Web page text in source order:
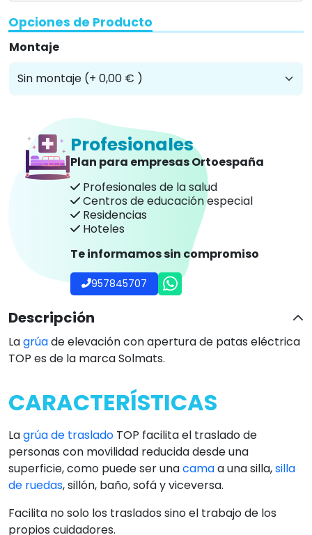
Opciones de Producto
Montaje
Profesionales
Plan para empresas Ortoespaña
Profesionales de la salud
Centros de educación especial
Residencias
Hoteles
Te informamos sin compromiso
957845707
Descripción
Lagrúade elevación con apertura de patas eléctrica
TOP es de la marca Solmats.
CARACTERÍSTICAS
Lagrúa de traslado TOP facilita el traslado de
personas con movilidad reducida desde una
superficie, como puede ser unacamaa una silla,silla
de ruedas, sillón, baño, sofá y viceversa.
Facilita no solo los traslados sino el trabajo de los
propios cuidadores.